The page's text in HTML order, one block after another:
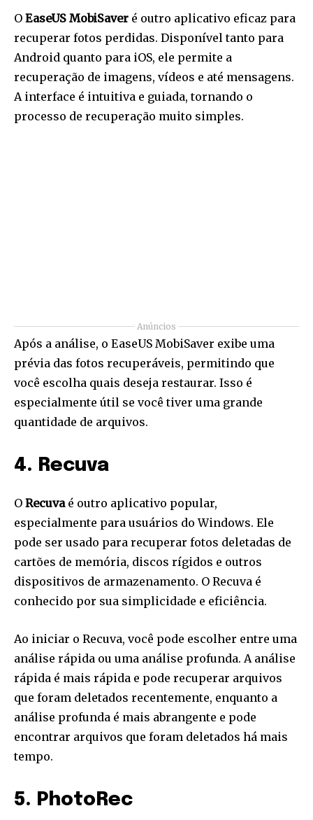
O EaseUS MobiSaver é outro aplicativo eficaz para
recuperar fotos perdidas. Disponível tanto para
Android quanto para iOS, ele permite a
recuperação de imagens, vídeos e até mensagens.
A interface é intuitiva e guiada, tornando o
processo de recuperação muito simples.
Anúncios
Após a análise, o EaseUS MobiSaver exibe uma
prévia das fotos recuperáveis, permitindo que
você escolha quais deseja restaurar. Isso é
especialmente útil se você tiver uma grande
quantidade de arquivos.
4. Recuva
O Recuvaé outro aplicativo popular,
especialmente para usuários do Windows. Ele
pode ser usado para recuperar fotos deletadas de
cartões de memória, discos rígidos e outros
dispositivos de armazenamento. O Recuva é
conhecido por sua simplicidade e eficiência.
Ao iniciar o Recuva, você pode escolher entre uma
análise rápida ou uma análise profunda. A análise
rápida é mais rápida e pode recuperar arquivos
que foram deletados recentemente, enquanto a
análise profunda é mais abrangente e pode
encontrar arquivos que foram deletados há mais
tempo.
5. PhotoRec